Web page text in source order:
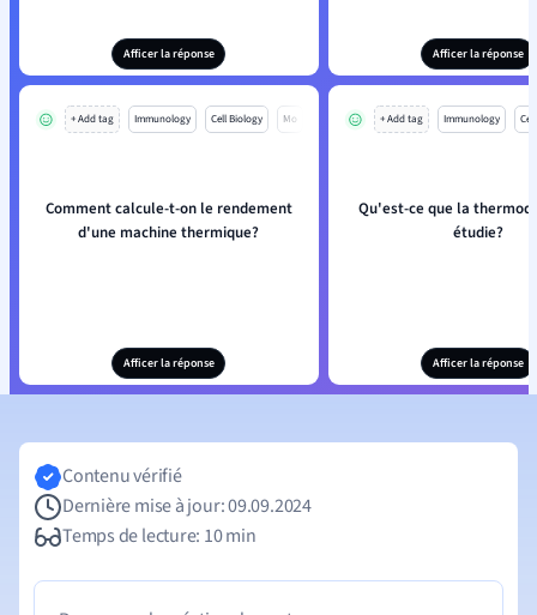
Afficer la réponse Afficer la réponse
+ Add tag Immunology Cell Biology Mo
Comment calcule-t-on le rendement
d'une machine thermique?
Afficer la réponse
+ Add tag Immunology
Qu'est-ce que la
étudie?
Afficer la réponse
Contenu vérifié
Dernière mise à jour: 09.09.2024
Temps de lecture: 10 min